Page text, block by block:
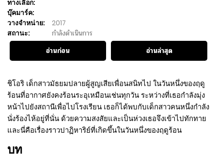
ทางเลือก:
บุ๊คมาร์ค:
วางจำหน่าย:
2017
สถานะ:
กำลังดำเนินการ
อ่านก่อน
อ่านล่าสุด
ชิโอริ เด็กสาวมัธยมปลายผู้สูญเสียเพื่อนสนิทไป ในวันหนึ่งของฤดู
ร้อนที่อากาศยังคงร้อนระอุเหมือนเช่นทุกวัน ระหว่างที่เธอกำลังมุ่ง
หน้าไปยังสถานีเพื่อไปโรงเรียน เธอก็ได้พบกับเด็กสาวคนหนึ่งกำลัง
นั่งร้องไห้อยู่ที่นั่น ด้วยความสงสัยและเป็นห่วงเธอจึงเข้าไปทักทาย
และนี่คือเรื่องราวปาฏิหาริย์ที่เกิดขึ้นในวันหนึ่งของฤดูร้อน
บท